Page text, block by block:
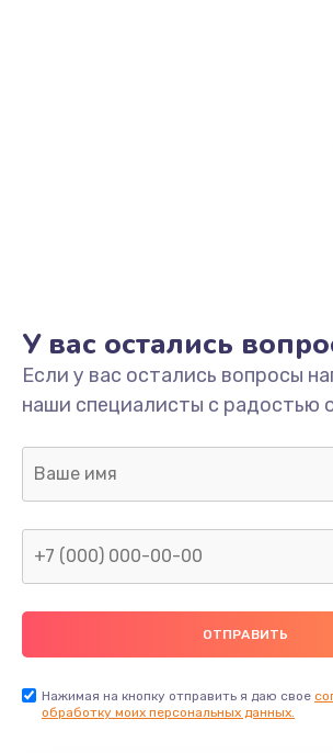
У вас остались
Если у вас остались вопросы
наши специалисты с радостью
Нажимая на кнопку отправить я даю свое
обработку моих персональных данных.